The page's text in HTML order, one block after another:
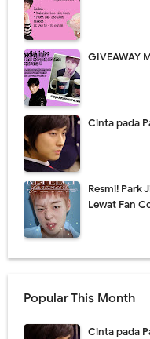
GIVEAWAY
Cinta pada
Resmi! Park
Lewat Fan
Popular This Month
Cinta pada